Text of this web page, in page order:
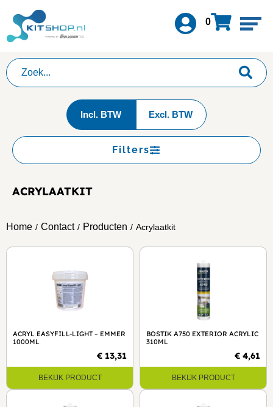
0
Incl. BTW Excl. BTW
Filters
ACRYLAATKIT
Home / Contact / Producten / Acrylaatkit
ACRYL EASYFILL-LIGHT – EMMER
1000ML
€ 13,31
BEKIJK PRODUCT
BOSTIK A750 EXTERIOR ACRYLIC
310ML
€ 4,61
BEKIJK PRODUCT